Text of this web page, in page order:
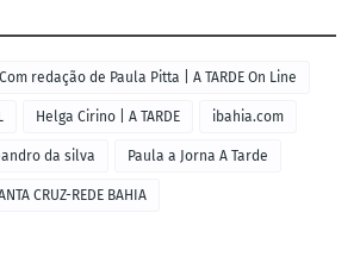
Com redação de Paula Pitta | A TARDE On Line
Helga Cirino | A TARDE ibahia.com
da silva Paula a Jorna A Tarde
CRUZ-REDE BAHIA